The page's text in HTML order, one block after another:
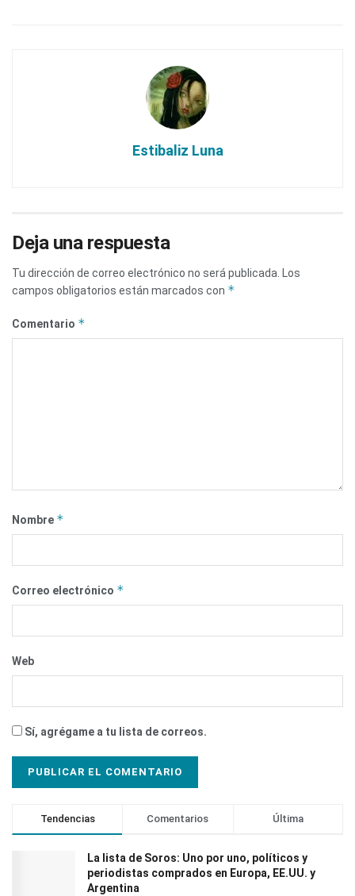
Estibaliz Luna
Deja una respuesta
Tu dirección de correo electrónico no será publicada.
Los
campos obligatorios están marcados con *
Comentario *
Nombre *
Correo electrónico *
Web
Sí, agrégame a tu lista de correos.
Tendencias Comentarios Última
La lista de Soros: Uno por uno, políticos y
periodistas comprados en Europa, EE.UU. y
Argentina